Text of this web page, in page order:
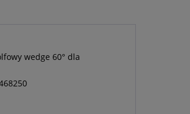
wedge 60° dla